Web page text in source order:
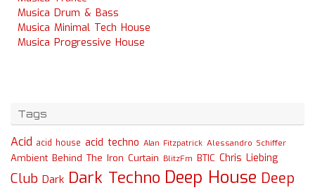
Musica Drum & Bass
Musica Minimal Tech House
Musica Progressive House
Tags
Acid acid house acid techno Alan Fitzpatrick Alessandro Schiffer
Ambient Behind The Iron Curtain BlitzFm BTIC Chris Liebing
Club Dark Dark Techno Deep House Deep